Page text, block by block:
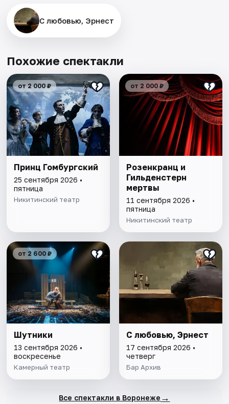
С любовью, Эрнест
Похожие спектакли
от 2 000 ₽
Принц Гомбургский
25 сентября 2026 •
пятница
Никитинский театр
от 2 000 ₽
Розенкранц и
Гильденстерн
мертвы
11 сентября 2026 •
пятница
Никитинский театр
от 2 600 ₽
Шутники
13 сентября 2026 •
воскресенье
Камерный театр
С любовью, Эрнест
17 сентября 2026 •
четверг
Бар Архив
Все спектакли в Воронеже →